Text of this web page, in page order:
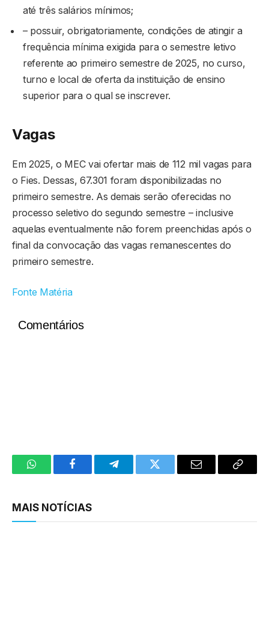
até três salários mínimos;
– possuir, obrigatoriamente, condições de atingir a
frequência mínima exigida para o semestre letivo
referente ao primeiro semestre de 2025, no curso,
turno e local de oferta da instituição de ensino
superior para o qual se inscrever.
Vagas
Em 2025, o MEC vai ofertar mais de 112 mil vagas para
o Fies. Dessas, 67.301 foram disponibilizadas no
primeiro semestre. As demais serão oferecidas no
processo seletivo do segundo semestre – inclusive
aquelas eventualmente não forem preenchidas após o
final da convocação das vagas remanescentes do
primeiro semestre.
Fonte Matéria
Comentários
WhatsAppFacebookTelegramTwitter Email
Copy
MAIS NOTÍCIAS